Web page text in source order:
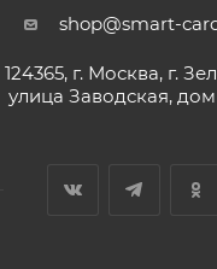
shop@smart-
124365, г. Москва, г.
улица Заводская, дом